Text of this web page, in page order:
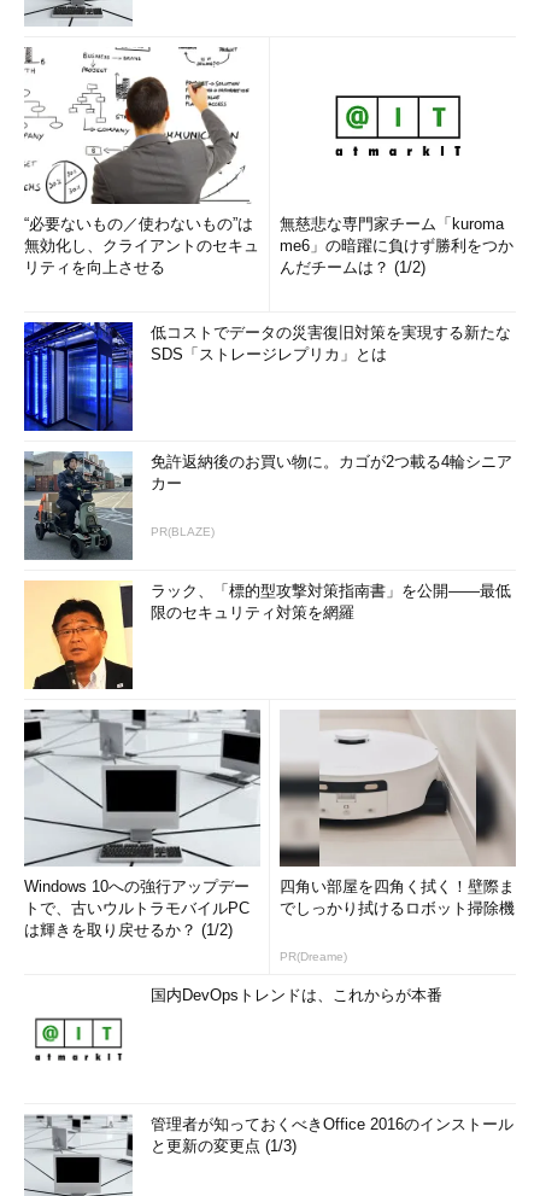
“必要ないもの／使わないもの”は
無効化し、クライアントのセキュ
リティを向上させる
無慈悲な専門家チーム「kuroma
me6」の暗躍に負けず勝利をつか
んだチームは？ (1/2)
低コストでデータの災害復旧対策を実現する新たな
SDS「ストレージレプリカ」とは
免許返納後のお買い物に。カゴが2つ載る4輪シニア
カー
PR(BLAZE)
ラック、「標的型攻撃対策指南書」を公開――最低
限のセキュリティ対策を網羅
Windows 10への強行アップデー
トで、古いウルトラモバイルPC
は輝きを取り戻せるか？ (1/2)
四角い部屋を四角く拭く！壁際ま
でしっかり拭けるロボット掃除機
PR(Dreame)
国内DevOpsトレンドは、これからが本番
管理者が知っておくべきOffice 2016のインストール
と更新の変更点 (1/3)